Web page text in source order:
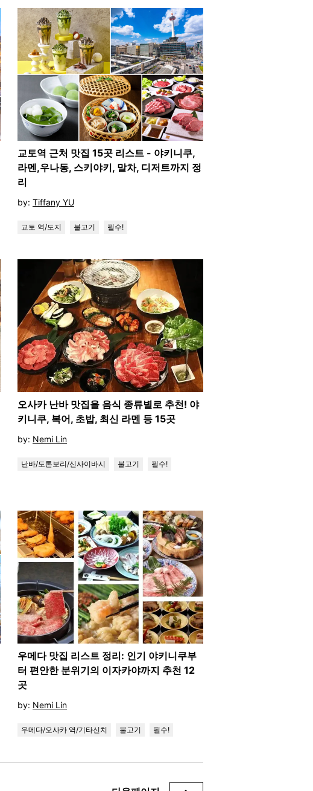
교토역 근처 맛집 15곳 리스트 - 야키니쿠,
라멘,우나동, 스키야키, 말차, 디저트까지 정
리
by: Tiffany YU
교토 역/도지 불고기 필수!
오사카 난바 맛집을 음식 종류별로 추천! 야
키니쿠, 복어, 초밥, 최신 라멘 등 15곳
by: Nemi Lin
난바/도톤보리/신사이바시 불고기 필수!
우메다 맛집 리스트 정리: 인기 야키니쿠부
터 편안한 분위기의 이자카야까지 추천 12
곳
by: Nemi Lin
우메다/오사카 역/기타신치 불고기 필수!